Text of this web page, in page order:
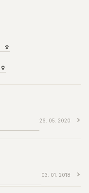
26. 05. 2020
03. 01. 2018